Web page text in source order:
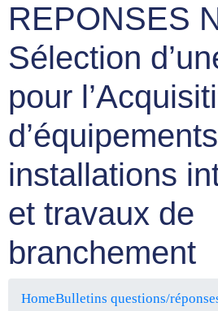
REPONSES
Sélection
pour
installations
et travaux de
branchement
HomeBulletins questions/